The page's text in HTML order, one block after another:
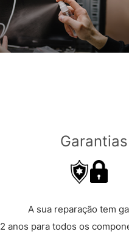
Garantias
A sua reparação tem
2 anos para todos os